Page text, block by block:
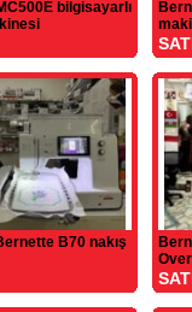
bilgisayarlı
B70 nakış